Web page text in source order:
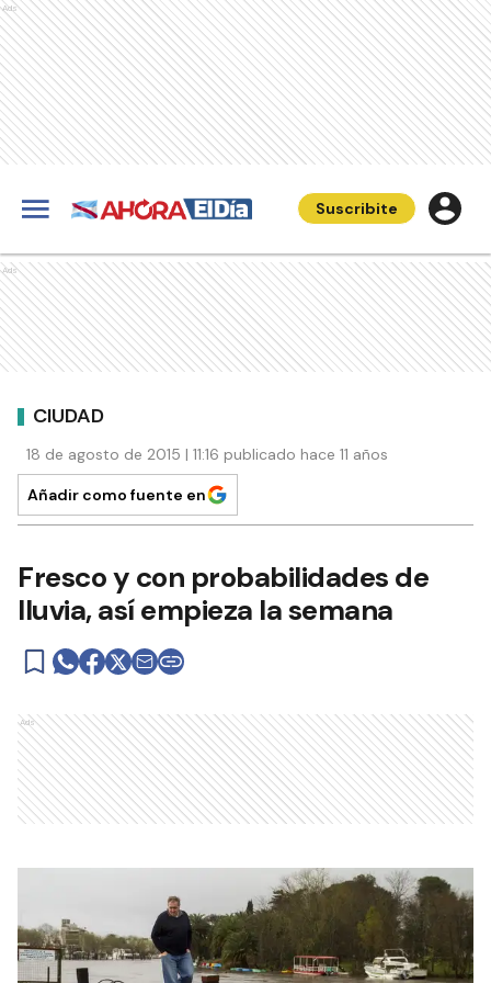
Ads
Suscribite
Ads
CIUDAD
18 de agosto de 2015 | 11:16 publicado hace 11 años
Añadir como fuente en
Fresco y con probabilidades de
lluvia, así empieza la semana
Ads